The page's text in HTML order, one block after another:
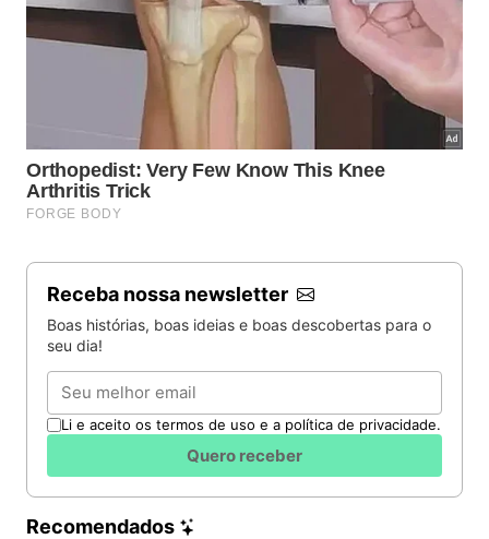
Receba nossa newsletter
Boas histórias, boas ideias e boas descobertas para o
seu dia!
Email
Li e aceito os termos de uso e a política de privacidade.
Quero receber
Recomendados